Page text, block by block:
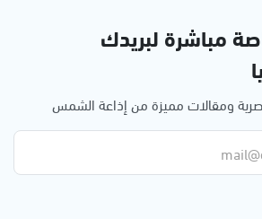
مباشرة لبريدك
ومقالات مميزة من إذاعة الشمس